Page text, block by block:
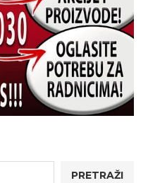
PRETRAŽI